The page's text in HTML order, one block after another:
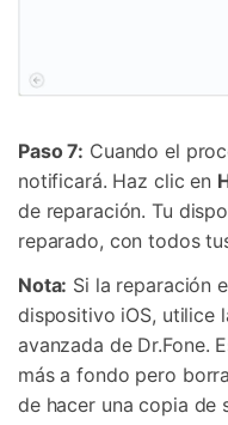
Paso 7: Cuando el
notificará. Haz clic en
de reparación. Tu
reparado, con todos
Nota: Si la reparación
dispositivo iOS, utilice
avanzada de Dr.Fone.
más a fondo pero
de hacer una copia de